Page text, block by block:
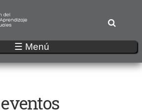
al
contenido
principal
☰ Menú